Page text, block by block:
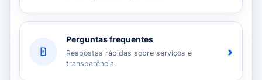
Perguntas frequentes
Respostas rápidas sobre serviços e
transparência.
›